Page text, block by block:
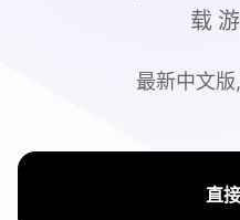
载
最新中文
直